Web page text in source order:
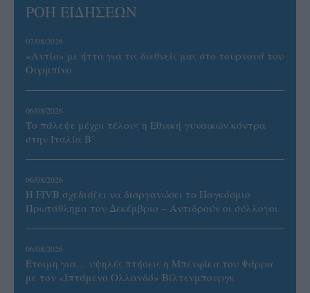
ΡΟΗ ΕΙΔΗΣΕΩΝ
07/08/2026
«Αντίο» με ήττα για τις διεθνείς μας στο τουρνουά του
Ουρμπίνο
06/08/2026
Το πάλεψε μέχρι τέλους η Εθνική γυναικών κόντρα
στην Ιταλία Β’
06/08/2026
Η FIVB σχεδιάζει να διοργανώσει το Παγκόσμιο
Πρωτάθλημα τον Δεκέμβριο – Αντιδρούν οι σύλλογοι
06/08/2026
Έτοιμη για… υψηλές πτήσεις η Μπενφίκα του Ψάρρα
με τον «Ιπτάμενο Ολλανδό» Βίλτενμπουργκ